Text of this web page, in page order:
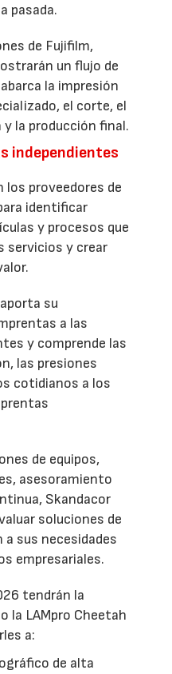
pasada.
de Fujifilm,
un flujo de
la impresión
el corte, el
la producción final.
independientes
los proveedores de
identificar
y procesos que
servicios y crear
su
a las
y comprende las
las presiones
cotidianos a los
de equipos,
asesoramiento
Skandacor
soluciones de
a sus necesidades
empresariales.
tendrán la
la LAMpro Cheetah
a:
de alta